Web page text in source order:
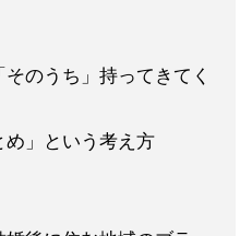
そのうち」持ってきてく
め」と いう考え方